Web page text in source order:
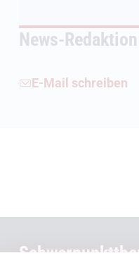
News-Redaktion
E-Mail schreiben